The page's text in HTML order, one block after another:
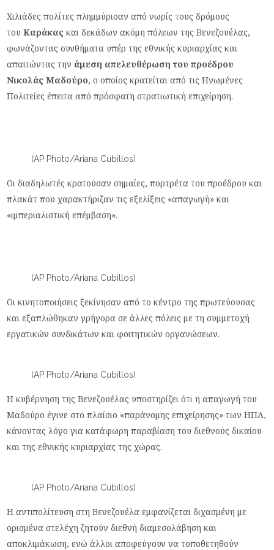
Χιλιάδες πολίτες πλημμύρισαν από νωρίς τους δρόμους
τουΚαράκας και δεκάδων ακόμη πόλεων της Βενεζουέλας,
φωνάζοντας συνθήματα υπέρ της εθνικής κυριαρχίας και
απαιτώντας την άμεση απελευθέρωση του προέδρου
Νικολάς Μαδούρο, ο οποίος κρατείται από τις Ηνωμένες
Πολιτείες έπειτα από πρόσφατη στρατιωτική επιχείρηση.
(AP Photo/Ariana Cubillos)
Οι διαδηλωτές κρατούσαν σημαίες, πορτρέτα του προέδρου και
πλακάτ που χαρακτήριζαν τις εξελίξεις «απαγωγή» και
«ιμπεριαλιστική επέμβαση».
(AP Photo/Ariana Cubillos)
Οι κινητοποιήσεις ξεκίνησαν από το κέντρο της πρωτεύουσας
και εξαπλώθηκαν γρήγορα σε άλλες πόλεις με τη συμμετοχή
εργατικών συνδικάτων και φοιτητικών οργανώσεων.
(AP Photo/Ariana Cubillos)
Η κυβέρνηση της Βενεζουέλας υποστηρίζει ότι η απαγωγή του
Μαδούρο έγινε στο πλαίσιο «παράνομης επιχείρησης» των ΗΠΑ,
κάνοντας λόγο για κατάφωρη παραβίαση του διεθνούς δικαίου
και της εθνικής κυριαρχίας της χώρας.
(AP Photo/Ariana Cubillos)
Η αντιπολίτευση στη Βενεζουέλα εμφανίζεται διχασμένη με
ορισμένα στελέχη ζητούν διεθνή διαμεσολάβηση και
αποκλιμάκωση, ενώ άλλοι αποφεύγουν να τοποθετηθούν